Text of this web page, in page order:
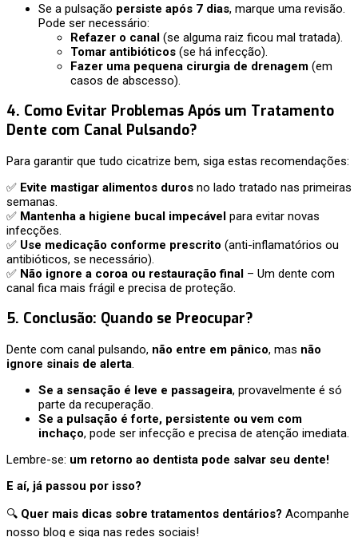
Se a pulsação persiste após 7 dias, marque uma revisão.
Pode ser necessário:
Refazer o canal (se alguma raiz ficou mal tratada).
Tomar antibióticos (se há infecção).
Fazer uma pequena cirurgia de drenagem (em
casos de abscesso).
4. Como Evitar Problemas Após um Tratamento
Dente com Canal Pulsando?
Para garantir que tudo cicatrize bem, siga estas recomendações:
✅ Evite mastigar alimentos duros no lado tratado nas primeiras
semanas.
✅ Mantenha a higiene bucal impecável para evitar novas
infecções.
✅ Use medicação conforme prescrito (anti-inflamatórios ou
antibióticos, se necessário).
✅ Não ignore a coroa ou restauração final – Um dente com
canal fica mais frágil e precisa de proteção.
5. Conclusão: Quando se Preocupar?
Dente com canal pulsando, não entre em pânico, mas não
ignore sinais de alerta.
Se a sensação é leve e passageira, provavelmente é só
parte da recuperação.
Se a pulsação é forte, persistente ou vem com
inchaço, pode ser infecção e precisa de atenção imediata.
Lembre-se: um retorno ao dentista pode salvar seu dente!
E aí, já passou por isso?
🔍 Quer mais dicas sobre tratamentos dentários? Acompanhe
nosso blog e siga nas redes sociais!